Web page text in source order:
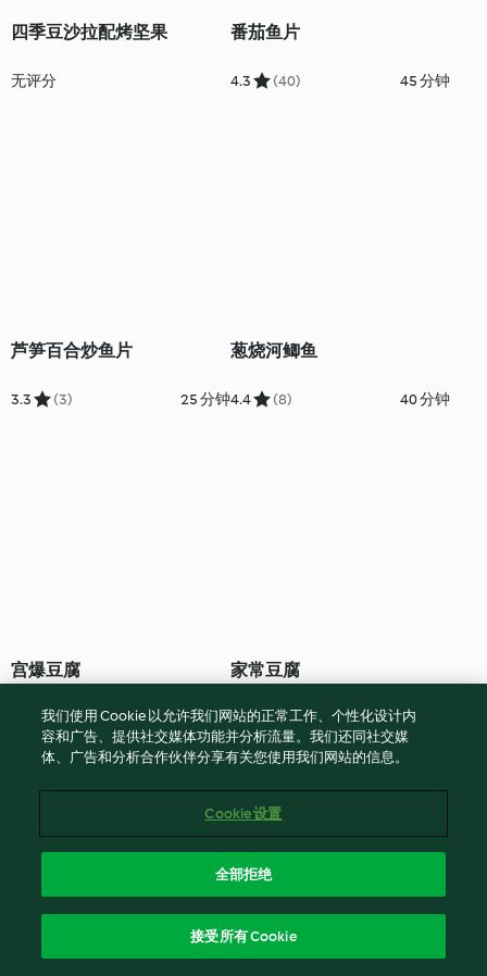
四季豆沙拉配烤坚果
无评分
番茄鱼片
4.3 (40) 45 分钟
芦笋百合炒鱼片
3.3 (3) 25 分钟
葱烧河鲫鱼
4.4 (8) 40 分钟
宫爆豆腐
(7) 25 分钟
家常豆腐
4.7 (31) 30 分钟
我们使用 Cookie 以允许我们网站的正常工作、个性化设计内
容和广告、提供社交媒体功能并分析流量。我们还同社交媒
体、广告和分析合作伙伴分享有关您使用我们网站的信息。
Cookie 设置
全部拒绝
接受所有 Cookie